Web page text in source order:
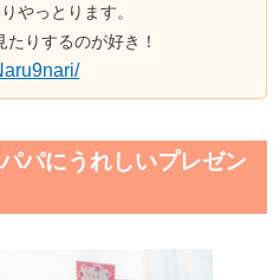
やっとります。
りするのが好き！
パにうれしいプレゼン